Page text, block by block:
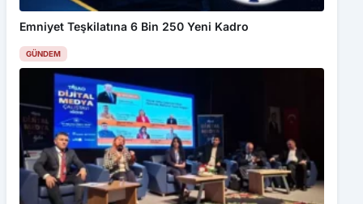
BARÜ yapay zekâ eğitimleriyle dijital dönüşüme katkı sunuyor
Emniyet Teşkilatına 6 Bin 250 Yeni Kadro
GÜNDEM